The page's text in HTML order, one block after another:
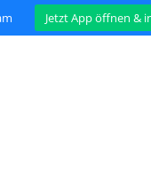
Jetzt App öffnen &